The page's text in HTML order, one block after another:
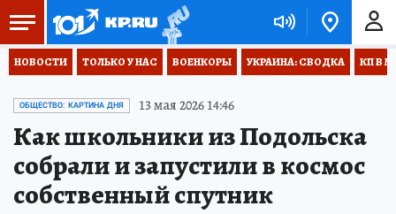
НОВОСТИ ТОЛЬКО У НАС ВОЕНКОРЫ УКРАИНА: СВОДКА КП В
ОБЩЕСТВО: КАРТИНА ДНЯ 13 мая 2026 14:46
Как школьники из Подольска
собрали и запустили в космос
собственный спутник